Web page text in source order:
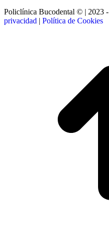
Policlínica Bucodental © | 2023 -
privacidad | Política de Cookies